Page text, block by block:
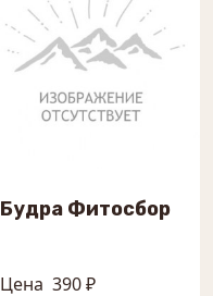
Будра Фитосбор
Цена 390 ₽